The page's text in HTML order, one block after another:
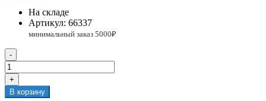
На складе
Артикул: 66337
-
+
В корзину